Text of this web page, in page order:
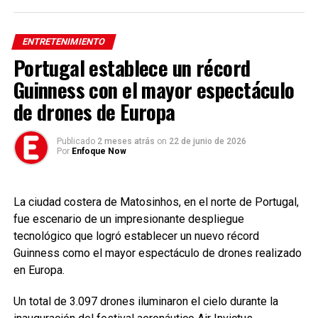
la mira. Ella está intimidando a Y y buscando socavar su
confianza. Hemos recibido informe tras informe de
personas que han sido testigos de un comportamiento
inaceptable hacia Y (otro empleado)”, continúa el correo
electrónico.
Según el diario, Harry imploró a Knauf que abandonara el
caso, mientras que el Palacio no hizo nada concreto en
#Noticias #MundoDeLaModa #Luto #EnfoqueNow
ENTRETENIMIENTO
Portugal establece un récord
Guinness con el mayor espectáculo
de drones de Europa
Publicado 2 meses atrás on 22 de junio de 2026
Por Enfoque Now
La ciudad costera de Matosinhos, en el norte de Portugal,
fue escenario de un impresionante despliegue
tecnológico que logró establecer un nuevo récord
Guinness como el mayor espectáculo de drones realizado
en Europa.
Un total de 3.097 drones iluminaron el cielo durante la